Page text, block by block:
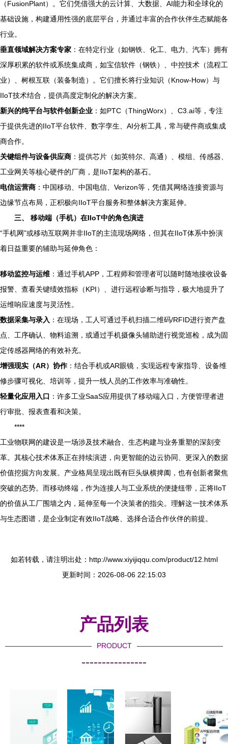
（FusionPlant）。它们凭借强大的云计算、大数据、AI能力和全球化的
基础设施，构建通用性强的底层平台，并通过丰富的合作伙伴生态赋能各
行业。
垂直领域解决方案专家 ：在特定行业（如钢铁、化工、电力、汽车）拥有
深厚积累的软件或系统集成商，如宝信软件（钢铁）、中控技术（流程工
业）、树根互联（装备制造）。它们擅长将行业知识（Know-How）与
IIoT技术结合，提供高度定制化的解决方案。
新兴的纯平台与软件创新企业 ：如PTC（ThingWorx）、C3.ai等，专注
于提供先进的IIoT平台软件、数字孪生、AI分析工具，常与硬件商或集成
商合作。
关键组件与设备供应商 ：提供芯片（如英特尔、高通）、模组、传感器、
工业网关等核心硬件的厂商，是IIoT架构的基石。
电信运营商 ：中国移动、中国电信、Verizon等，凭借其网络连接资源与
边缘节点布局，正积极向IIoT平台服务和整体解决方案延伸。
三、 移动端（手机）在IIoT中的角色演进
“手机网”或移动互联网并非IIoT的主流现场网络，但其在IIoT体系中扮演
着日益重要的辅助与延伸角色：
移动监控与运维 ：通过手机APP，工程师和管理者可以随时随地接收设备
报警、查看关键绩效指标（KPI）、进行远程诊断与指导，极大地提升了
运维响应速度与灵活性。
数据采集与录入 ：在现场，工人可通过手机扫描二维码/RFID进行资产盘
点、工序确认、物料追溯，或通过手机摄像头辅助进行视觉巡检，成为固
定传感器网络的有效补充。
增强现实（AR）协作：结合手机或AR眼镜，实现远程专家指导、设备维
修步骤可视化、培训等，提升一线人员的工作效率与准确性。
轻量化应用入口 ：许多工业SaaS应用提供了移动端入口，方便管理者进
行审批、报表查看和决策。
****
工业物联网的建设是一场涉及技术融合、生态构建与业务重塑的深刻变
革。其核心技术体系正在持续演进，向更智能的边云协同、更深入的数据
价值挖掘方向发展。产业格局呈现出既有巨头纵横捭阖，也有创新者聚焦
突破的态势。而移动终端，作为连接人与工业系统的便捷纽带，正将IIoT
的价值从工厂围墙之内，延伸至每一个决策者的指尖。理解这一技术体系
与生态图谱，是企业制定有效IIoT战略、选择合适合作伙伴的前提。
如若转载，请注明出处：http://www.xiyijiqqu.com/product/12.html
更新时间：2026-08-06 22:15:03
产品列表
PRODUCT
----------------